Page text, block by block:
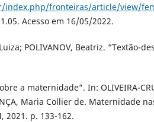
fronteiras/article/view/
Acesso em 16/05/2022.
POLIVANOV, Beatriz. “Textão-
a maternidade”. In: OLIVEIRA-
Maria Collier de. Maternidade
2021. p. 133-162.